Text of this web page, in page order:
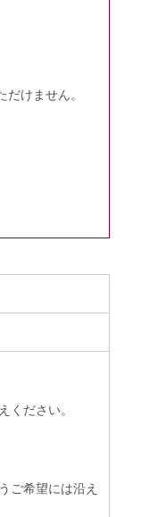
けません。
ください。
ご希望には沿え